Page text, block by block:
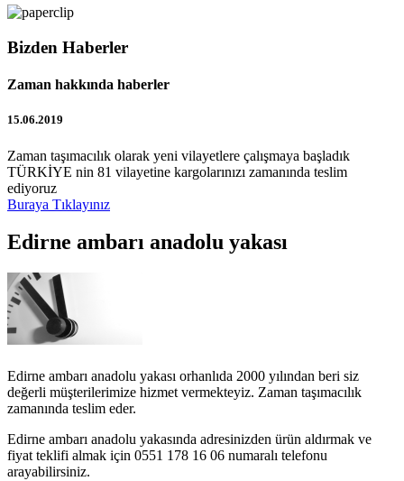
Bizden Haberler
Zaman hakkında haberler
15.06.2019
Zaman taşımacılık olarak yeni vilayetlere çalışmaya başladık
TÜRKİYE nin 81 vilayetine kargolarınızı zamanında teslim
ediyoruz
Buraya Tıklayınız
Edirne ambarı anadolu yakası
Edirne ambarı anadolu yakası orhanlıda 2000 yılından beri siz
değerli müşterilerimize hizmet vermekteyiz. Zaman taşımacılık
zamanında teslim eder.
Edirne ambarı anadolu yakasında adresinizden ürün aldırmak ve
fiyat teklifi almak için 0551 178 16 06 numaralı telefonu
arayabilirsiniz.